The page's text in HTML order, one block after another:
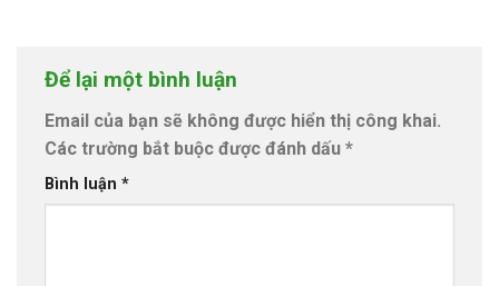
Để lại một bình luận
Email của bạn sẽ không được hiển thị công khai.
Các trường bắt buộc được đánh dấu *
Bình luận *